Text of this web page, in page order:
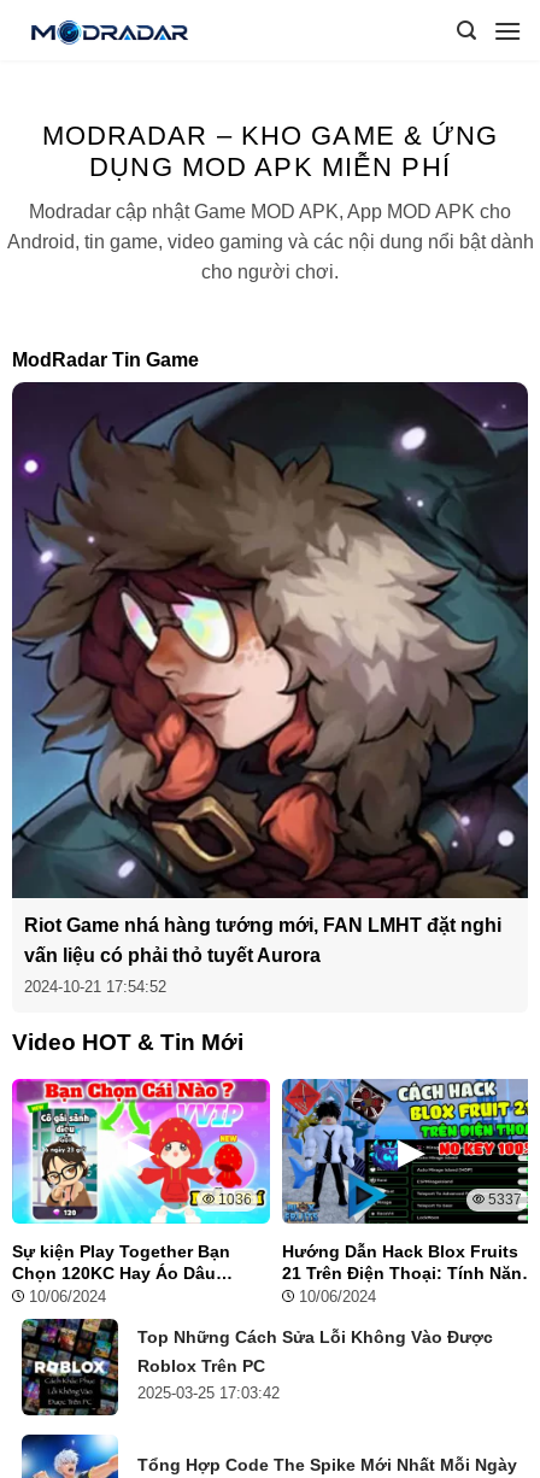
MODRADAR – KHO GAME & ỨNG
DỤNG MOD APK MIỄN PHÍ
Modradar cập nhật Game MOD APK, App MOD APK cho
Android, tin game, video gaming và các nội dung nổi bật dành
cho người chơi.
ModRadar Tin Game
Riot Game nhá hàng tướng mới, FAN LMHT đặt nghi
vấn liệu có phải thỏ tuyết Aurora
2024-10-21 17:54:52
Video HOT & Tin Mới
1036
Sự kiện Play Together Bạn
Chọn 120KC Hay Áo Dâu
Hoodie Miễn Phí
10/06/2024
5337
Hướng Dẫn Hack Blox Fruits
21 Trên Điện Thoại: Tính Năng
Vip, Auto Farm, Tộc V4
10/06/2024
Top Những Cách Sửa Lỗi Không Vào Được
Roblox Trên PC
2025-03-25 17:03:42
Tổng Hợp Code The Spike Mới Nhất Mỗi Ngày